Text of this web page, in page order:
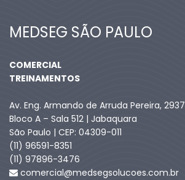
MEDSEG SÃO PAULO
COMERCIAL
TREINAMENTOS
Av. Eng. Armando de Arruda Pereira, 2937
Bloco A – Sala 512 | Jabaquara
São Paulo | CEP: 04309-011
(11) 96591-8351
(11) 97896-3476
comercial@medsegsolucoes.com.br